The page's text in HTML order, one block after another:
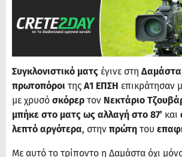
Συγκλονιστικό ματς έγινε στη Δαμάστα
πρωτοπόροι της Α1 ΕΠΣΗ επικράτησαν
με χρυσό σκόρερ τον Νεκτάριο
μπήκε στο ματς ως αλλαγή στο 87’ και
λεπτό αργότερα, στην πρώτη του
Με αυτό το τρίποντο η Δαμάστα όχι